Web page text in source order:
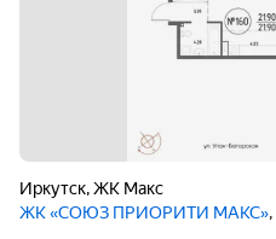
Иркутск,ЖК Макс
ЖК «СОЮЗ ПРИОРИТИ МАКС»